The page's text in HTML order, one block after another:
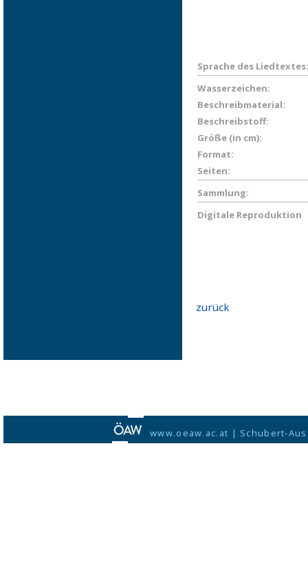
Sprache des Liedtextes:
Wasserzeichen:
Beschreibmaterial:
Beschreibstoff:
Größe (in cm):
Format:
Seiten:
Sammlung:
Digitale Reproduktion
zurück
www.oeaw.ac.at | Schubert-